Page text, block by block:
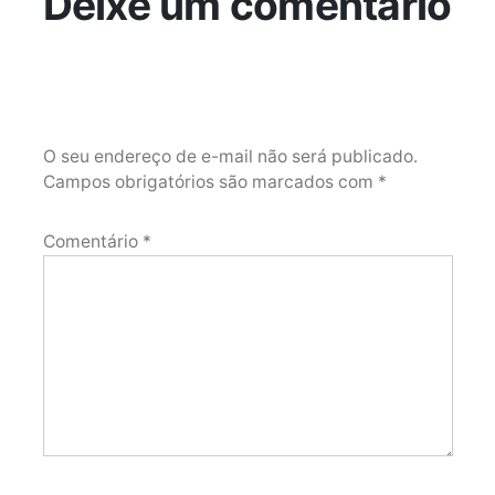
O seu endereço de e-mail não será publicado.
Campos obrigatórios são marcados com *
Comentário *